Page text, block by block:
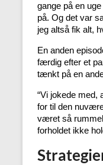
gange på en
på. Og det var
jeg altså fik alt,
En anden
færdig efter et
tænkt på en
“Vi jokede
for til den
været så
forholdet ikke